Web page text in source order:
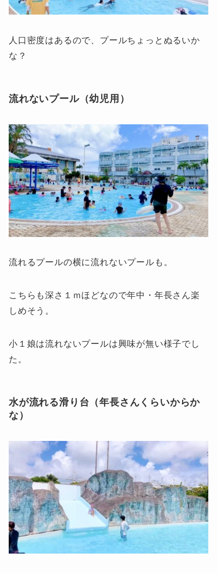
人口密度はあるので、プールちょっとぬるいか
な？
流れないプール（幼児用）
流れるプールの横に流れないプールも。
こちらも深さ１ｍほどなので年中・年長さん楽
しめそう。
小１娘は流れないプールは興味が無い様子でし
た。
水が流れる滑り台（年長さんくらいからか
な）